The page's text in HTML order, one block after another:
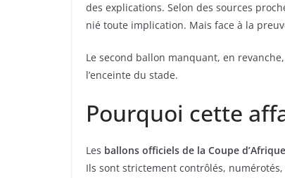
des explications. Selon des sources
nié toute implication. Mais face à la
Le second ballon manquant, en
l’enceinte du stade.
Pourquoi cette
Les ballons officiels de la Coupe
Ils sont strictement contrôlés,